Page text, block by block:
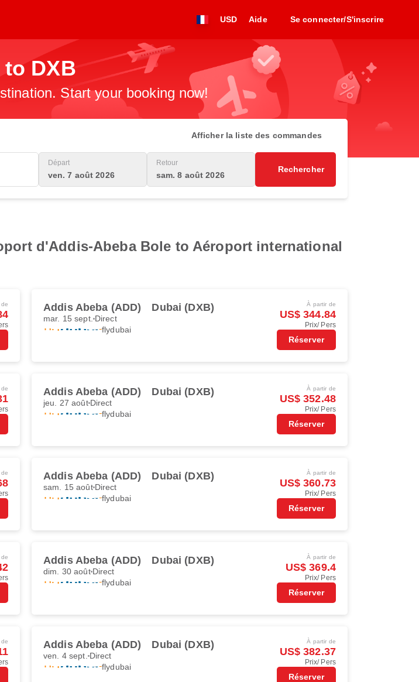
USD Aide Se connecter/S'inscrire
DXB
Start your booking now!
Afficher la liste des commandes
Départ
ven. 7 août 2026
Retour
sam. 8 août 2026
Rechercher
d'Addis-Abeba Bole to Aéroport international
Addis Abeba (ADD) Dubai (DXB)
mar. 15 sept. Direct
flydubai
À partir de
US$ 344.84
Prix/ Pers
Réserver
Addis Abeba (ADD) Dubai (DXB)
jeu. 27 aoûtDirect
flydubai
À partir de
US$ 352.48
Prix/ Pers
Réserver
Addis Abeba (ADD) Dubai (DXB)
sam. 15 aoûtDirect
flydubai
À partir de
US$ 360.73
Prix/ Pers
Réserver
Addis Abeba (ADD) Dubai (DXB)
dim. 30 aoûtDirect
flydubai
À partir de
US$ 369.4
Prix/ Pers
Réserver
Addis Abeba (ADD) Dubai (DXB)
ven. 4 sept. Direct
flydubai
À partir de
US$ 382.37
Prix/ Pers
Réserver